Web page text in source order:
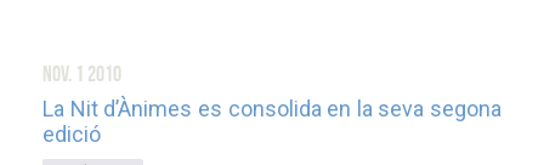
nov. 1 2010
La Nit d’Ànimes es consolida en la seva segona
edició